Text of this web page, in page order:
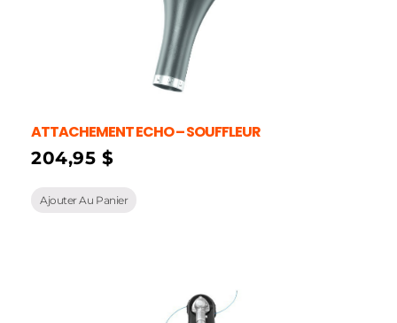
ATTACHEMENT ECHO – SOUFFLEUR
204,95$
Ajouter Au Panier